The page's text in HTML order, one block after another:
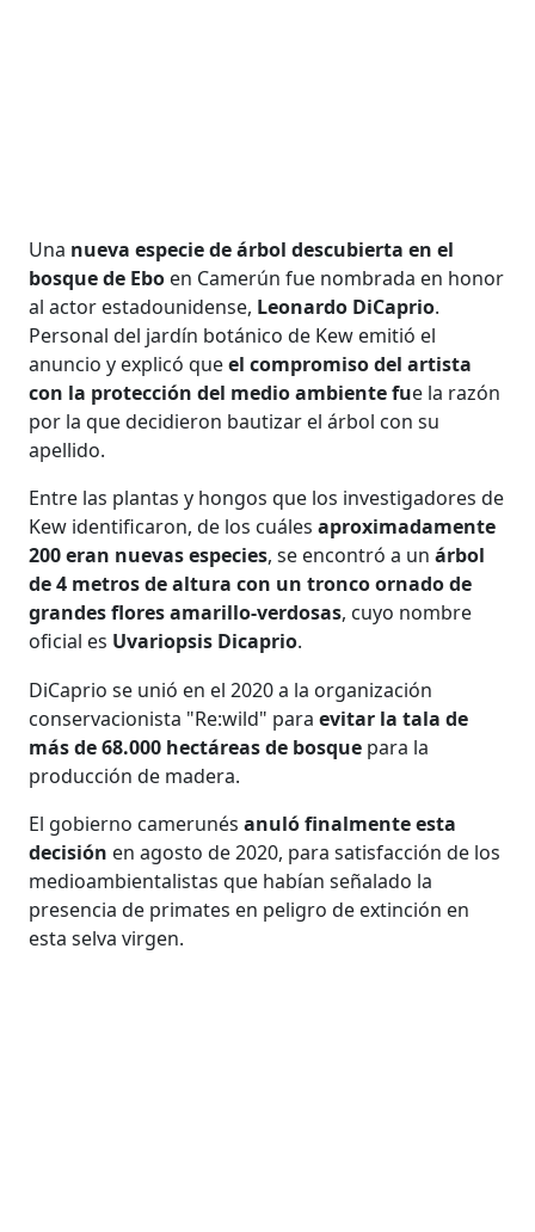
Una nueva especie de árbol descubierta en el
bosque de Ebo en Camerún fue nombrada en honor
al actor estadounidense, Leonardo DiCaprio.
Personal del jardín botánico de Kew emitió el
anuncio y explicó queel compromiso del artista
con la protección del medio ambiente fue la razón
por la que decidieron bautizar el árbol con su
apellido.
Entre las plantas y hongos que los investigadores de
Kew identificaron, de los cuáles aproximadamente
200 eran nuevas especies, se encontró a unárbol
de 4 metros de altura con un tronco ornado de
grandes flores amarillo-verdosas, cuyo nombre
oficial es Uvariopsis Dicaprio.
DiCaprio se unió en el 2020 a la organización
conservacionista "Re:wild" paraevitar la tala de
más de 68.000 hectáreas de bosque para la
producción de madera.
El gobierno camerunés anuló finalmente esta
decisión en agosto de 2020, para satisfacción de los
medioambientalistas que habían señalado la
presencia de primates en peligro de extinción en
esta selva virgen.